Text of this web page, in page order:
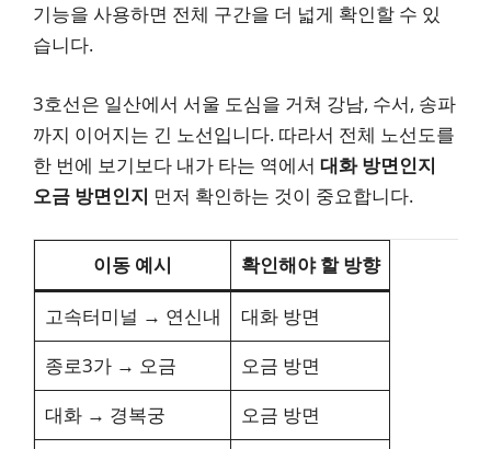
기능을 사용하면 전체 구간을 더 넓게 확인할 수 있
습니다.
3호선은 일산에서 서울 도심을 거쳐 강남, 수서, 송파
까지 이어지는 긴 노선입니다. 따라서 전체 노선도를
한 번에 보기보다 내가 타는 역에서 대화 방면인지
오금 방면인지 먼저 확인하는 것이 중요합니다.
이동 예시 확인해야 할 방향
고속터미널 → 연신내
대화 방면
종로3가 → 오금
오금 방면
대화 → 경복궁
오금 방면